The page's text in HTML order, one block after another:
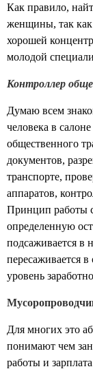
Как правило,
женщины, так как
хорошей
молодой
Контроллер
Думаю всем
человека в
общественного
документов,
транспорте,
аппаратов,
Принцип работы
определенную
подсаживается в
пересаживается
уровень
Для многих это
понимают чем
работы и